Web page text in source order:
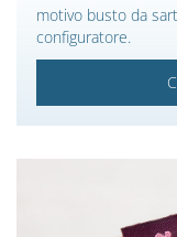
motivo busto da
configuratore.